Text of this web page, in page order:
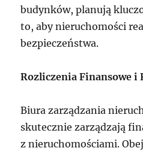
budynków, planują
to, aby nieruchomości
bezpieczeństwa.
Rozliczenia Finansowe i
Biura zarządzania
skutecznie zarządzają
z nieruchomościami.